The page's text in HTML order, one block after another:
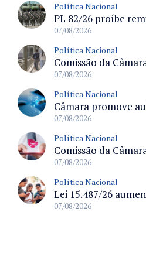
Política Nacional
07/08/2026
Política Nacional
07/08/2026
Política Nacional
07/08/2026
Política Nacional
07/08/2026
Política Nacional
07/08/2026